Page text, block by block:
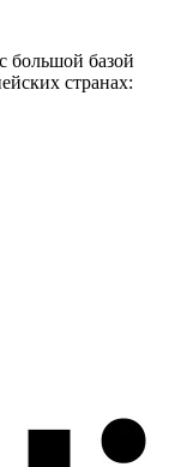
большой базой
странах: